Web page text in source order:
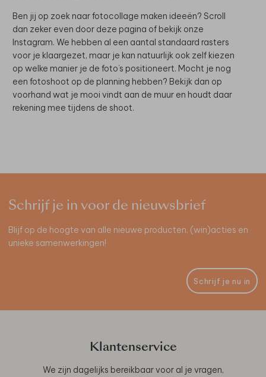
Ben jij op zoek naar fotocollage maken ideeën? Scroll
dan zeker even door deze pagina of bekijk onze
Instagram. We hebben al een aantal standaard rasters
voor je klaargezet, maar je kan natuurlijk ook zelf kiezen
op welke manier je de foto’s positioneert. Mocht je nog
een fotoshoot op de planning hebben? Bekijk dan op
voorhand wat je mooi vindt aan de muur en houdt daar
rekening mee tijdens de shoot.
Schrijf je in voor de nieuwsbrief
Blijf op de hoogte van alle nieuwe producten, (win)acties en
unieke samenwerkingen!
Schrijf je nu in
Klantenservice
We zijn dagelijks bereikbaar voor al je vragen,